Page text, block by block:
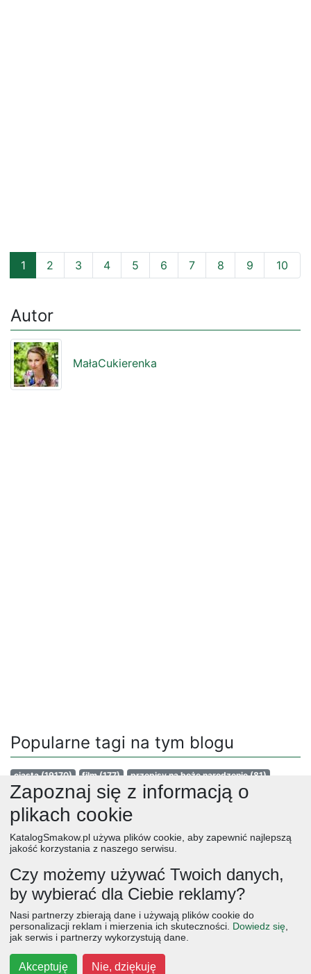
1 2 3 4 5 6 7 8 9 10
Autor
MałaCukierenka
Popularne tagi na tym blogu
ciasta(19170) film(177) przepisy na boże narodzenie(81)
przepisy na wielkanoc (64) blaszka 25x35cm(45)
biszkopt z kremem(50) torty
ciasta przekładane (379) ciasta bez pieczenia(849)
tortownica 23cm (31) bez miksera(178) serniki (2282)
jablka(3416)
desery
salatki
boże narodzenie warzywa wielkanoc
przekaski
dania główne
jajka wegetariańskie czekolada
kurczak śniadania
Zapoznaj się z informacją o
plikach cookie
KatalogSmakow.pl używa plików cookie, aby zapewnić najlepszą
jakość korzystania z naszego serwisu.
Czy możemy używać Twoich danych,
by wybierać dla Ciebie reklamy?
Nasi partnerzy zbierają dane i używają plików cookie do
personalizacji reklam i mierzenia ich skuteczności. Dowiedz się
jak serwis i partnerzy wykorzystują dane.
Akceptuję Nie, dziękuję